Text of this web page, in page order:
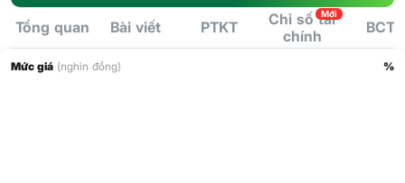
Tổng quan Bài viết PTKT
Chỉ số tài
chính
Mới
BCTC
Mức giá (nghìn đồng) %